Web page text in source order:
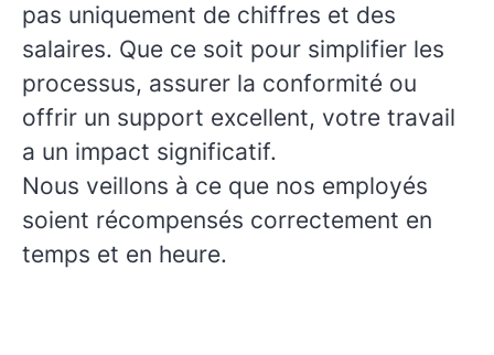
pas uniquement de chiffres et des
salaires. Que ce soit pour simplifier les
processus, assurer la conformité ou
offrir un support excellent, votre travail
a un impact significatif.
Nous veillons à ce que nos employés
soient récompensés correctement en
temps et en heure.